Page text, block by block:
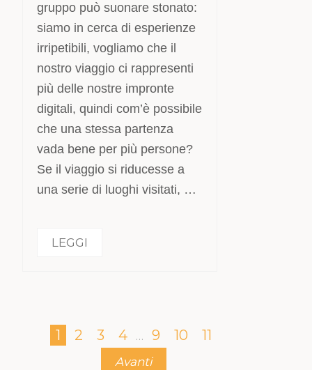
gruppo può suonare stonato:
siamo in cerca di esperienze
irripetibili, vogliamo che il
nostro viaggio ci rappresenti
più delle nostre impronte
digitali, quindi com’è possibile
che una stessa partenza
vada bene per più persone?
Se il viaggio si riducesse a
una serie di luoghi visitati, …
LEGGI
1 2 3 4 … 9 10 11
Avanti